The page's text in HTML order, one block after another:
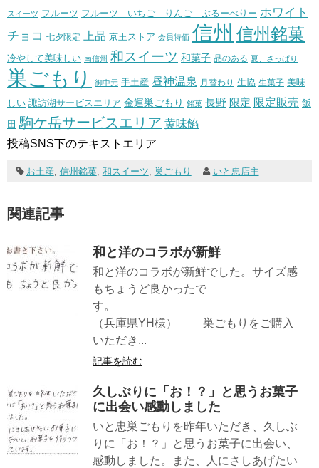
スイーツ フルーツ フルーツ いちご りんご ぶるーべりー ホワイト
チョコ 七夕限定 上品 京王ストア 会員特価 信州 信州銘菓
冷やして美味しい 南信州 和スイーツ 和菓子 品のある 夏、さっぱり
巣ごもり 御中元 手土産 昼神温泉 月替わり 生協 生菓子 美味
しい 諏訪湖サービスエリア 金運巣ごもり 銘菓 長野 限定 限定販売 飯
田 駒ケ岳サービスエリア 黄味餡
投稿SNS下のテキストエリア
お土産 信州銘菓, 和スイーツ 巣ごもり いと忠店主
関連記事
和と洋のコラボが新鮮
和と洋のコラボが新鮮でした。サイズ感
もちょうど良かったで
す。
（兵庫県YH様） 巣ごもりをご購入
いただき...
記事を読む
久しぶりに「お！？」と思うお菓子
に出会い感動しました
いと忠巣ごもりを昨年いただき、久しぶ
りに「お！？」と思うお菓子に出会い、
感動しました。また、人にさしあげたい